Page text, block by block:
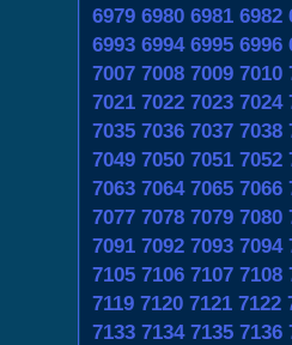
6979 6980 6981 6982
6993 6994 6995 6996
7007 7008 7009 7010
7021 7022 7023 7024
7035 7036 7037 7038
7049 7050 7051 7052
7063 7064 7065 7066
7077 7078 7079 7080
7091 7092 7093 7094
7105 7106 7107 7108
7119 7120 7121 7122
7133 7134 7135 7136